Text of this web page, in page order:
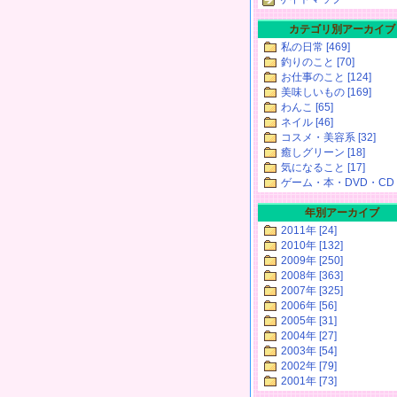
カテゴリ別アーカイブ
私の日常 [469]
釣りのこと [70]
お仕事のこと [124]
美味しいもの [169]
わんこ [65]
ネイル [46]
コスメ・美容系 [32]
癒しグリーン [18]
気になること [17]
ゲーム・本・DVD・CD
年別アーカイブ
2011年 [24]
2010年 [132]
2009年 [250]
2008年 [363]
2007年 [325]
2006年 [56]
2005年 [31]
2004年 [27]
2003年 [54]
2002年 [79]
2001年 [73]